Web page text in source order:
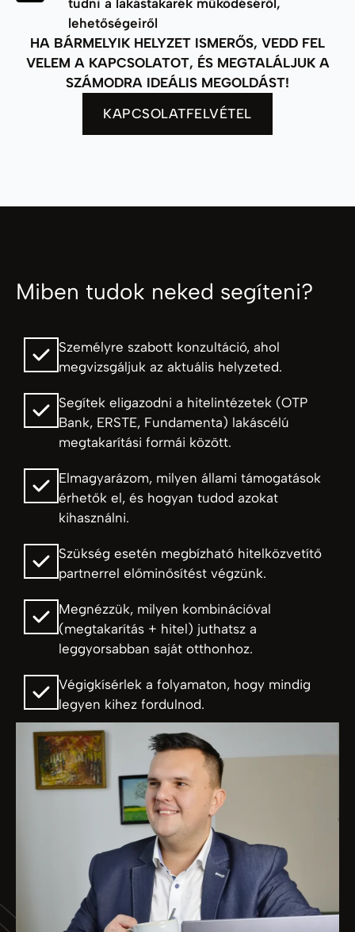
lehetőségeiről
HA BÁRMELYIK HELYZET ISMERŐS, VEDD FEL
VELEM A KAPCSOLATOT, ÉS MEGTALÁLJUK A
SZÁMODRA IDEÁLIS MEGOLDÁST!
KAPCSOLATFELVÉTEL
Miben tudok neked segíteni?
Személyre szabott konzultáció, ahol
megvizsgáljuk az aktuális helyzeted.
Segítek eligazodni a hitelintézetek (OTP
Bank, ERSTE, Fundamenta) lakáscélú
megtakarítási formái között.
Elmagyarázom, milyen állami támogatások
érhetők el, és hogyan tudod azokat
kihasználni.
Szükség esetén megbízható hitelközvetítő
partnerrel előminősítést végzünk.
Megnézzük, milyen kombinációval
(megtakarítás + hitel) juthatsz a
leggyorsabban saját otthonhoz.
Végigkísérlek a folyamaton, hogy mindig
legyen kihez fordulnod.